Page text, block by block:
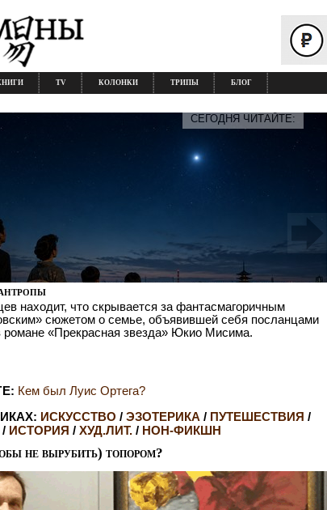
TV КОЛОНКИ ТРИПЫ БЛОГ
находит, что скрывается за фантасмагоричным
сюжетом о семье, объявившей себя посланцами
романе «Прекрасная звезда» Юкио Мисима.
СЕГОДНЯ ЧИТАЙТЕ:
Кем был Луис Ортега?
ИСКУССТВО / ЭЗОТЕРИКА / ПУТЕШЕСТВИЯ /
/ ИСТОРИЯ / ХУД.ЛИТ. / НОН-ФИКШН
не вырубить) топором?